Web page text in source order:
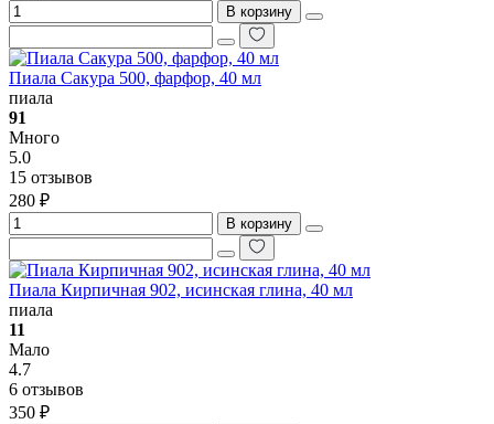
В корзину
Пиала Сакура 500, фарфор, 40 мл
пиала
91
Много
5.0
15 отзывов
280 ₽
В корзину
Пиала Кирпичная 902, исинская глина, 40 мл
пиала
11
Мало
4.7
6 отзывов
350 ₽